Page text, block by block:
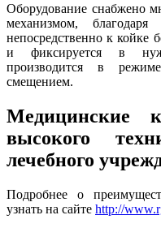
Оборудование снабжено
механизмом, благодаря
непосредственно к койке
и фиксируется в
производится в
смещением.
Медицинские
высокого
лечебного
Подробнее о
узнать на сайте http://